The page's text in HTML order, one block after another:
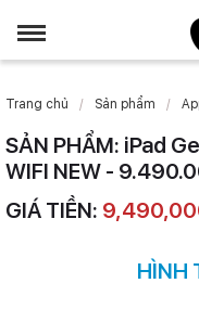
Trang chủ Sản phẩm
SẢN PHẨM: iPad
WIFI NEW -
GIÁ TIỀN:
HÌNH